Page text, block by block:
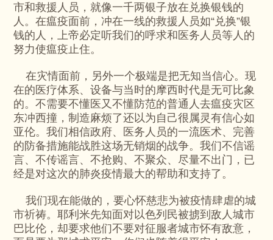
市和救援人员，就像一千两银子放在兑换银钱的
人。在瘟疫面前，冲在一线的救援人员如“兑换”银
钱的人，上帝必定听我们的呼求和医务人员等人的
努力使瘟疫止住。
在灾情面前，另外一个极端是把无知当信心。现
在的医疗体系、设备与当时的摩西时代是无可比象
的。不需要不懂医又不懂防范的普通人去瘟疫灾区
东冲西撞，制造麻烦了还以为自己很属灵有信心如
亚伦。我们相信政府、医务人员的一流医术、完善
的防备措施能战胜这场无销烟的战争。我们不信谣
言、不传谣言、不抢购、不聚众、尽量不出门，已
经是对这次的肺炎疫情最大的帮助和支持了。
我们现在能做的，要心怀慈悲为被疫情肆虐的城
市祈祷。耶利米先知面对以色列民被掳到敌人城市
巴比伦，却要求他们不要对征服者城市怀有敌意，